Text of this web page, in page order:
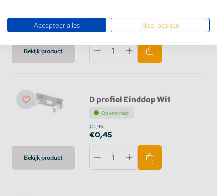
Bekijk product
€0,95
€0,45
Bekijk product
D profiel Einddop Wit
Op voorraad
€0,95
€0,45
Accepteer alles Nee, pas aan